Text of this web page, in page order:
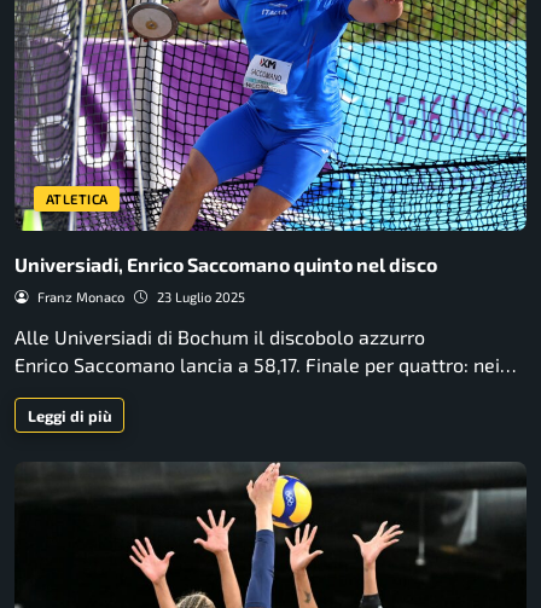
ATLETICA
Universiadi, Enrico Saccomano quinto nel disco
Franz Monaco 23 Luglio 2025
Alle Universiadi di Bochum il discobolo azzurro
Enrico Saccomano lancia a 58,17. Finale per quattro: nei…
Leggi di più